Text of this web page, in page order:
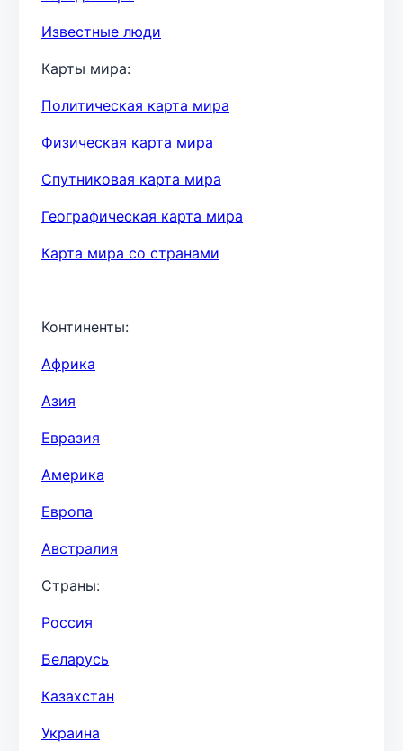
Известные люди
Карты мира:
Политическая карта мира
Физическая карта мира
Спутниковая карта мира
Географическая карта мира
Карта мира со странами
Континенты:
Африка
Азия
Евразия
Америка
Европа
Австралия
Страны:
Россия
Беларусь
Казахстан
Украина